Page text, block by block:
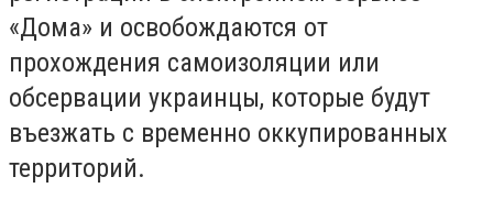
«Дома» и освобождаются от
прохождения самоизоляции или
обсервации украинцы, которые будут
въезжать с временно оккупированных
территорий.